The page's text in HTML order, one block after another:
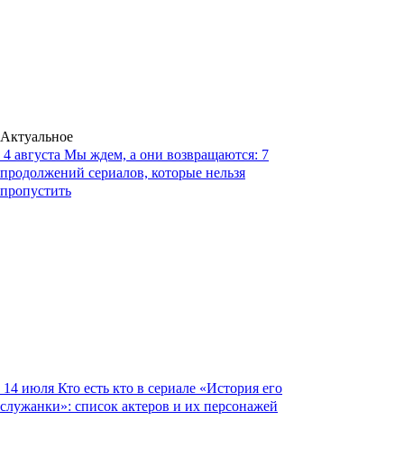
Актуальное
4 августа Мы ждем, а они возвращаются: 7
продолжений сериалов, которые нельзя
пропустить
14 июля Кто есть кто в сериале «История его
служанки»: список актеров и их персонажей